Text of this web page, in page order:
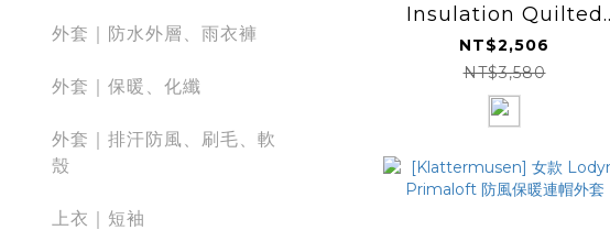
外套｜防水外層、雨衣褲
外套｜保暖、化纖
外套｜排汗防風、刷毛、軟
殼
上衣｜短袖
Insulation Quilted
Vest 背心
NT$2,506
NT$3,580